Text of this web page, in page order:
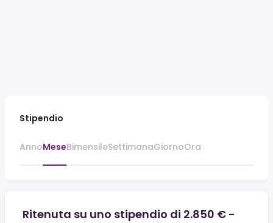
Stipendio
AnnoMeseBimensileSettimanaGiornoOra
Ritenuta su uno stipendio di 2.850 € -